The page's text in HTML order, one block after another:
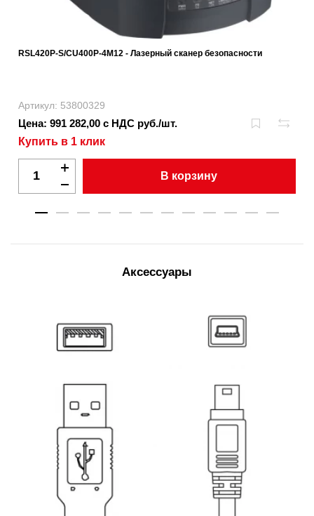
RSL420P-S/CU400P-4M12 - Лазерный сканер безопасности
Артикул: 53800329
Цена: 991 282,00 с НДС руб./шт.
Купить в 1 клик
В корзину
Аксессуары